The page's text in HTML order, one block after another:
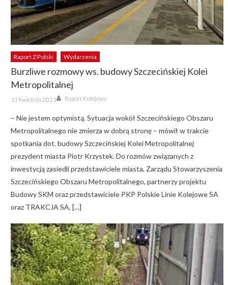
Raport Z Polski Wydarzenia
Burzliwe rozmowy ws. budowy Szczecińskiej Kolei
Metropolitalnej
Posted
on
13 kwietnia 2021 Author
Raport Kolejowy
– Nie jestem optymistą. Sytuacja wokół Szczecińskiego Obszaru
Metropolitalnego nie zmierza w dobrą stronę – mówił w trakcie
spotkania dot. budowy Szczecińskiej Kolei Metropolitalnej
prezydent miasta Piotr Krzystek. Do rozmów związanych z
inwestycją zasiedli przedstawiciele miasta, Zarządu Stowarzyszenia
Szczecińskiego Obszaru Metropolitalnego, partnerzy projektu
Budowy SKM oraz przedstawiciele PKP Polskie Linie Kolejowe SA
oraz TRAKCJA SA, […]